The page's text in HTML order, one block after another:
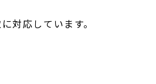
対応しています。